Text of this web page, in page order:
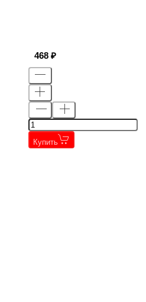
468
Купить